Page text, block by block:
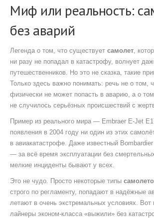
Миф или реальность:
без аварий
Легенда о том, что существует самолет ,
ни разу не попадал в катастрофу, волнует
путешественников. Но это не сказка, такие
Только здесь важно понимать: речь не о том,
физически не может попасть в аварию, а о
не случилось серьёзных происшествий с
Пример из реального мира — Embraer E-Jet
появления в 2004 году ни один из этих
в авиакатастрофе. Даже известный
— за всё время эксплуатации без
мелкие инциденты бывают у всех.
Это не чудо. Просто некоторые типы
строго по регламенту, попадают в надёжные
летают в очень экстремальных условиях. Вот
лайнеры эконом-класса «выжили» без